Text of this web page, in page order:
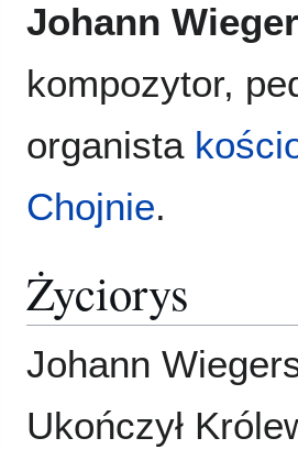
do
do
Johann
kompozytor,
organista
Chojnie.
Życiorys
Johann
Ukończył